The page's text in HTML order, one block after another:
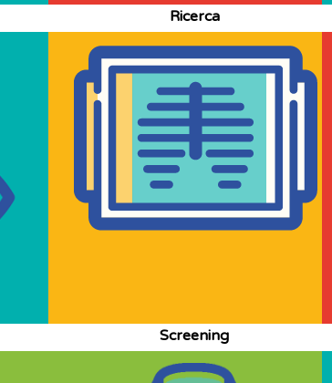
Ricerca
Screening